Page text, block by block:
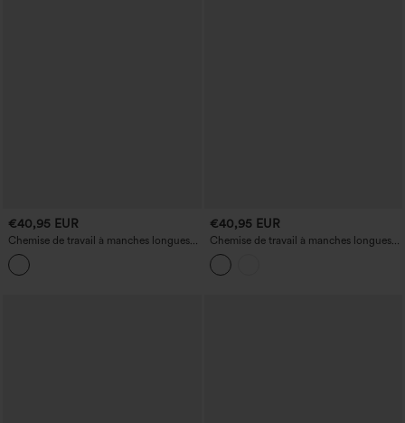
€40,95 EUR
Chemise de travail à manches longues
avec poche
€40,95 EUR
Chemise de travail à manches longues
avec encolure en V et poches